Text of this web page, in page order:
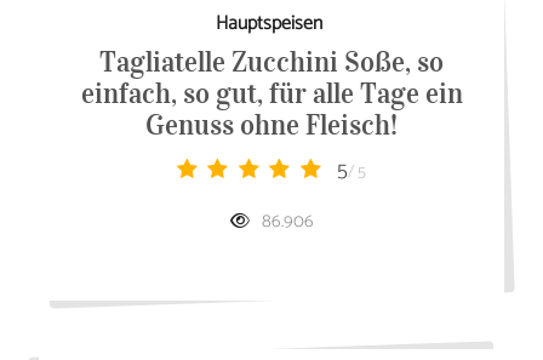
Hauptspeisen
Tagliatelle Zucchini Soße, so
einfach, so gut, für alle Tage ein
Genuss ohne Fleisch!
5/ 5
86.906